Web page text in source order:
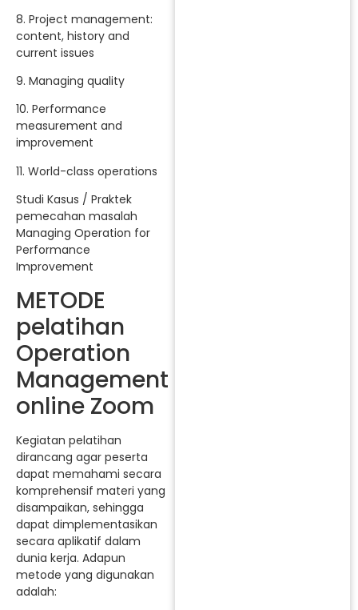
8. Project management:
content, history and
current issues
9. Managing quality
10. Performance
measurement and
improvement
11. World-class operations
Studi Kasus / Praktek
pemecahan masalah
Managing Operation for
Performance
Improvement
METODE
pelatihan
Operation
Management
online Zoom
Kegiatan pelatihan
dirancang agar peserta
dapat memahami secara
komprehensif materi yang
disampaikan, sehingga
dapat dimplementasikan
secara aplikatif dalam
dunia kerja. Adapun
metode yang digunakan
adalah: